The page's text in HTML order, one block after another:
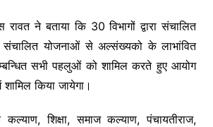
ने बताया कि 30 विभागों द्वारा संचालित
संचालित योजनाओं से अल्संख्यको के लाभांवित
सभी पहलुओं को शामिल करते हुए आयोग
किया जायेगा।
शिक्षा, समाज कल्याण, पंचायतीराज,